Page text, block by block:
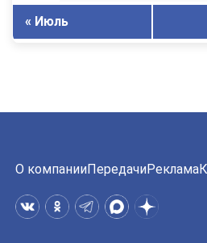
« Июль
О компанииПередачиРеклама